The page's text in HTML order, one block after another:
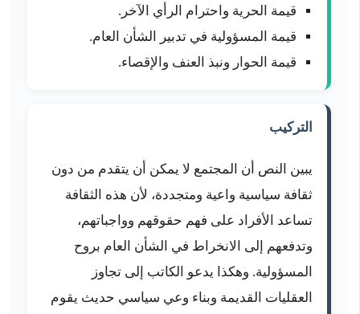
قيمة الحرية واحترام الرأي الآخر.
قيمة المسؤولية في تدبير الشأن العام.
قيمة الحوار ونبذ العنف والإقصاء.
التركيب
يبين النص أن المجتمع لا يمكن أن يتقدم من دون
ثقافة سياسية واعية ومتجددة، لأن هذه الثقافة
تساعد الأفراد على فهم حقوقهم وواجباتهم،
وتدفعهم إلى الانخراط في الشأن العام بروح
المسؤولية. وهكذا يدعو الكاتب إلى تجاوز
العقليات القديمة وبناء وعي سياسي حديث يقوم